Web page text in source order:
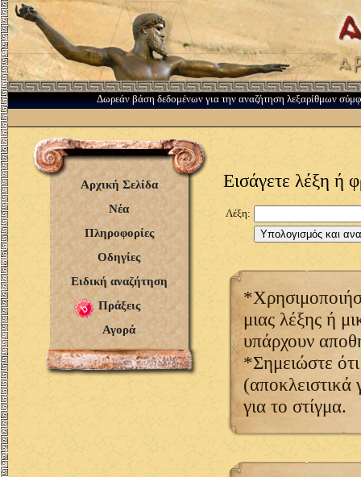
Δωρεάν βάση δεδομένων για την αναζήτηση λεξαρίθμων
Αρχική Σελίδα
Νέα
Πληροφορίες
Οδηγίες
Ειδική αναζήτηση
Πράξεις
Αγορά
Εισάγετε λέξη ή
Λέξη:
μιας λέξης ή
υπάρχουν
*Σημειώστε
για το στίγμα.